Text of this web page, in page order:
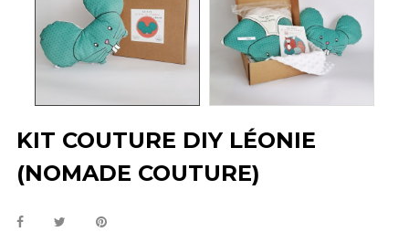
KIT COUTURE DIY LÉONIE
(NOMADE COUTURE)